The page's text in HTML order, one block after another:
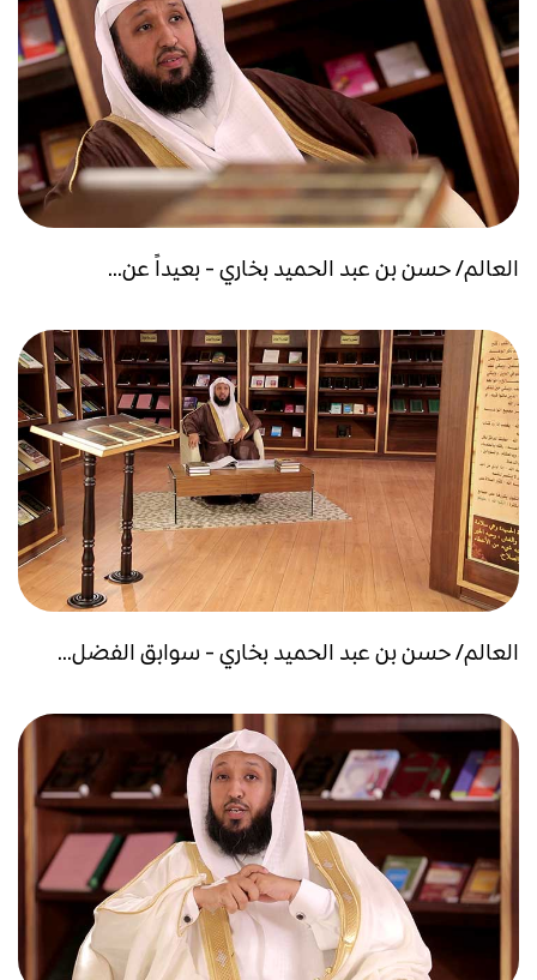
العالم/ حسن بن عبد الحميد بخاري - بعيداً عن...
العالم/ حسن بن عبد الحميد بخاري - سوابق الفضل...